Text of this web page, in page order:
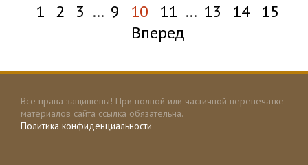
1 2 3 … 9 10 11 … 13 14 15
Вперед
Все права защищены! При полной или частичной перепечатке
материалов сайта ссылка обязательна.
Политика конфиденциальности